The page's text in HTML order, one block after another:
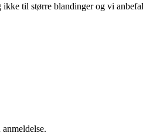
til større blandinger og vi